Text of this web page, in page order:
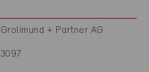
Grolimund + Partner AG
3097